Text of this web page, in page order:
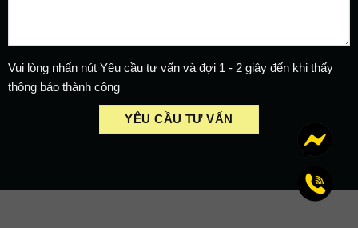
Vui lòng nhấn nút Yêu cầu tư vấn và đợi 1 - 2 giây đến khi thấy
thông báo thành công